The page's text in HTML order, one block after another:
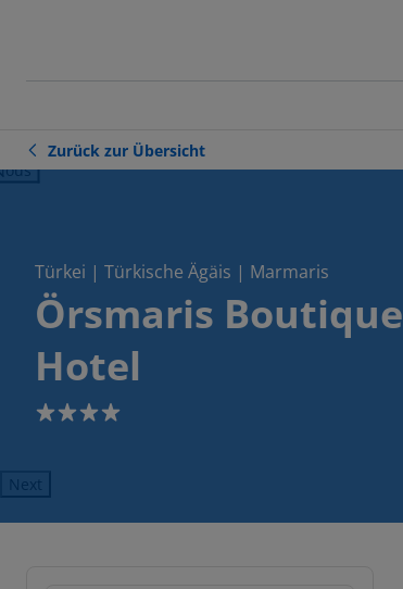
Zurück zur Übersicht
Türkei | Türkische Ägäis | Marmaris
Örsmaris Boutique
Hotel
4
Next